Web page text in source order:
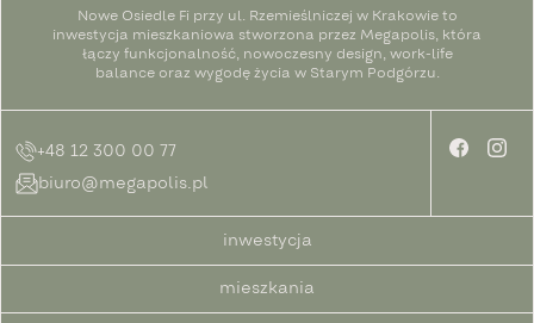
Nowe Osiedle Fi przy ul. Rzemieślniczej w Krakowie to
inwestycja mieszkaniowa stworzona przez Megapolis, która
łączy funkcjonalność, nowoczesny design, work-life
balance oraz wygodę życia w Starym Podgórzu.
+48 12 300 00 77
biuro@megapolis.pl
inwestycja
mieszkania